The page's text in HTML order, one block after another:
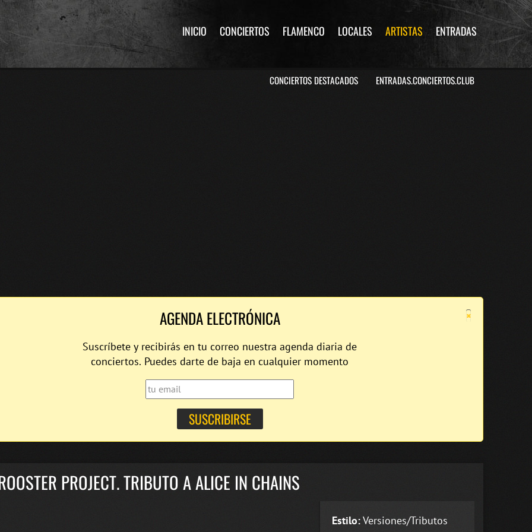
INICIO CONCIERTOS FLAMENCO LOCALES ARTISTAS ENTRADAS
CONCIERTOS DESTACADOS ENTRADAS.CONCIERTOS.CLUB
×
AGENDA ELECTRÓNICA
Suscríbete y recibirás en tu correo nuestra agenda diaria de
conciertos. Puedes darte de baja en cualquier momento
PROJECT. TRIBUTO A ALICE IN CHAINS
Estilo:Versiones/Tributos